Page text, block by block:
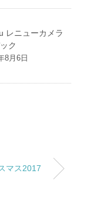
レニューカメラ
ク
8月6日
マス2017